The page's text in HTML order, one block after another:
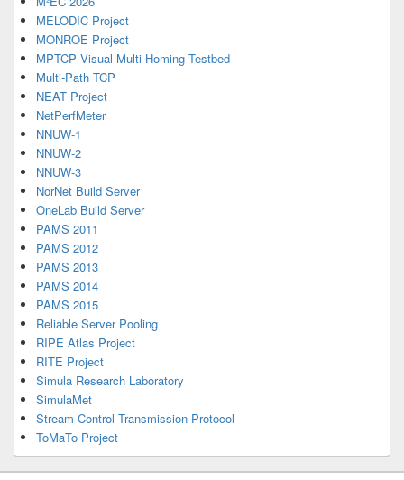
MELODIC Project
MONROE Project
MPTCP Visual Multi-Homing Testbed
Multi-Path TCP
NEAT Project
NetPerfMeter
NNUW-1
NNUW-2
NNUW-3
NorNet Build Server
OneLab Build Server
PAMS 2011
PAMS 2012
PAMS 2013
PAMS 2014
PAMS 2015
Reliable Server Pooling
RIPE Atlas Project
RITE Project
Simula Research Laboratory
SimulaMet
Stream Control Transmission Protocol
ToMaTo Project